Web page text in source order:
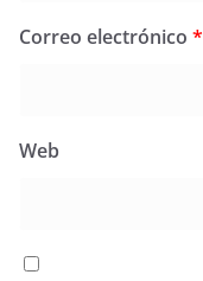
Correo electrónico *
Web